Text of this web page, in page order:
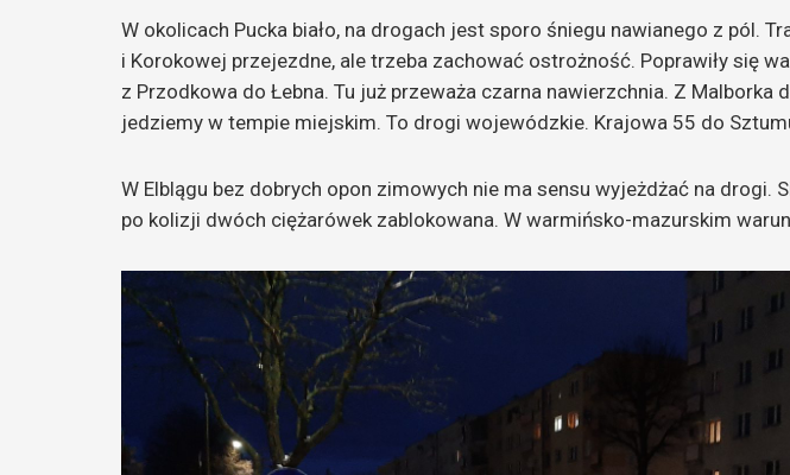
W okolicach Pucka biało, na drogach jest sporo śniegu nawianego z pól.
i Korokowej przejezdne, ale trzeba zachować ostrożność. Poprawiły się
z Przodkowa do Łebna. Tu już przeważa czarna nawierzchnia. Z Malborka
jedziemy w tempie miejskim. To drogi wojewódzkie. Krajowa 55 do
W Elblągu bez dobrych opon zimowych nie ma sensu wyjeżdżać na drogi.
po kolizji dwóch ciężarówek zablokowana. W warmińsko-mazurskim